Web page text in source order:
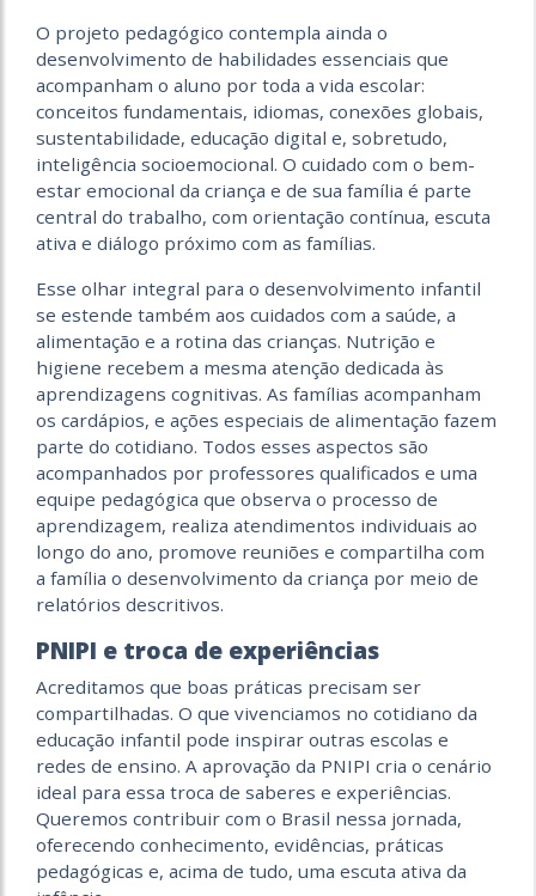
O projeto pedagógico contempla ainda o
desenvolvimento de habilidades essenciais que
acompanham o aluno por toda a vida escolar:
conceitos fundamentais, idiomas, conexões globais,
sustentabilidade, educação digital e, sobretudo,
inteligência socioemocional. O cuidado com o bem-
estar emocional da criança e de sua família é parte
central do trabalho, com orientação contínua, escuta
ativa e diálogo próximo com as famílias.
Esse olhar integral para o desenvolvimento infantil
se estende também aos cuidados com a saúde, a
alimentação e a rotina das crianças. Nutrição e
higiene recebem a mesma atenção dedicada às
aprendizagens cognitivas. As famílias acompanham
os cardápios, e ações especiais de alimentação fazem
parte do cotidiano. Todos esses aspectos são
acompanhados por professores qualificados e uma
equipe pedagógica que observa o processo de
aprendizagem, realiza atendimentos individuais ao
longo do ano, promove reuniões e compartilha com
a família o desenvolvimento da criança por meio de
relatórios descritivos.
PNIPI e troca de experiências
Acreditamos que boas práticas precisam ser
compartilhadas. O que vivenciamos no cotidiano da
educação infantil pode inspirar outras escolas e
redes de ensino. A aprovação da PNIPI cria o cenário
ideal para essa troca de saberes e experiências.
Queremos contribuir com o Brasil nessa jornada,
oferecendo conhecimento, evidências, práticas
pedagógicas e, acima de tudo, uma escuta ativa da